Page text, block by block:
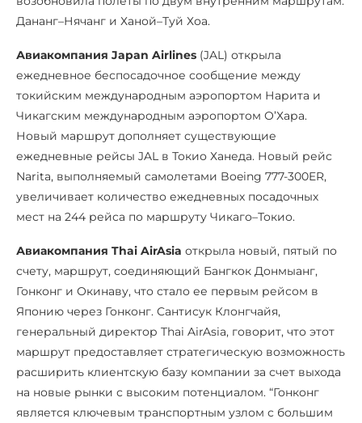
Дананг–Нячанг и Ханой–Туй Хоа.
Авиакомпания Japan Airlines (JAL) открыла
ежедневное беспосадочное сообщение между
токийским международным аэропортом Нарита и
Чикагским международным аэропортом О’Хара.
Новый маршрут дополняет существующие
ежедневные рейсы JAL в Токио Ханеда. Новый рейс
Narita, выполняемый самолетами Boeing 777-300ER,
увеличивает количество ежедневных посадочных
мест на 244 рейса по маршруту Чикаго–Токио.
Авиакомпания Thai AirAsia открыла новый, пятый по
счету, маршрут, соединяющий Бангкок Донмыанг,
Гонконг и Окинаву, что стало ее первым рейсом в
Японию через Гонконг. Сантисук Клонгчайя,
генеральный директор Thai AirAsia, говорит, что этот
маршрут предоставляет стратегическую возможность
расширить клиентскую базу компании за счет выхода
на новые рынки с высоким потенциалом. “Гонконг
является ключевым транспортным узлом с большим